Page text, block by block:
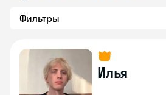
Фильтры
Илья